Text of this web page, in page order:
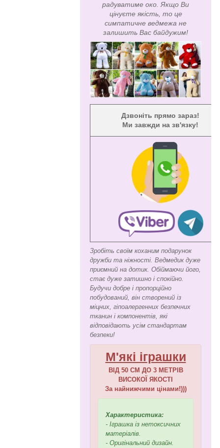
радуватиме око. Якщо Ви
цінуєте якість, то це
симпатичне ведмежа не
залишить Вас байдужим!
Дзвоніть прямо зараз!
Ми завжди на зв'язку!
Зробіть своїм коханим подарунок
дружби та ніжності. Ведмедик дуже
приємний на дотик. Обіймаючи його,
стає дуже затишно і спокійно.
Будучи добре і пропорційно
побудований, він створений із
міцних, гіпоалергенних безпечних
тканин і компонентів, які
відповідають усім стандартам
безпеки!
М'які іграшки
ВІД 50 СМ ДО 3 МЕТРІВ
ВИСОКОЇ ЯКОСТІ
За найнижчими цінами!)))
Характеристика:
- Іграшка із нетоксичних
матеріалів.
- Оригінальний дизайн.